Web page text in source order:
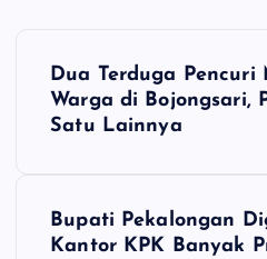
NDua Terduga
Warga di Bojongsari,
Satu Lainnya
Bupati Pekalongan
Kantor KPK Banyak